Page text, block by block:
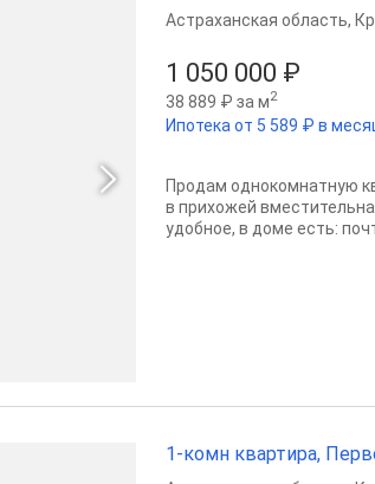
1 050 000 ₽
38 889 ₽ за м2
Ипотека от 5 589 ₽ в
Астраханская область,
Продам однокомнатную
в прихожей
удобное, в доме есть:
1-комн квартира,